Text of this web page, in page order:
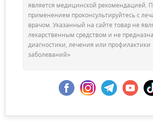
является медицинской рекомендацией.
применением проконсультируйтесь с
врачом. Указанный на сайте товар не
лекарственным средством и не
диагностики, лечения или профилактики
заболеваний»